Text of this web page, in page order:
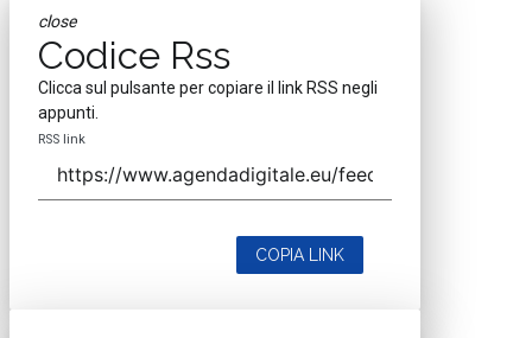
close
Codice Rss
Clicca sul pulsante per copiare il link RSS negli
appunti.
RSS link
COPIA LINK